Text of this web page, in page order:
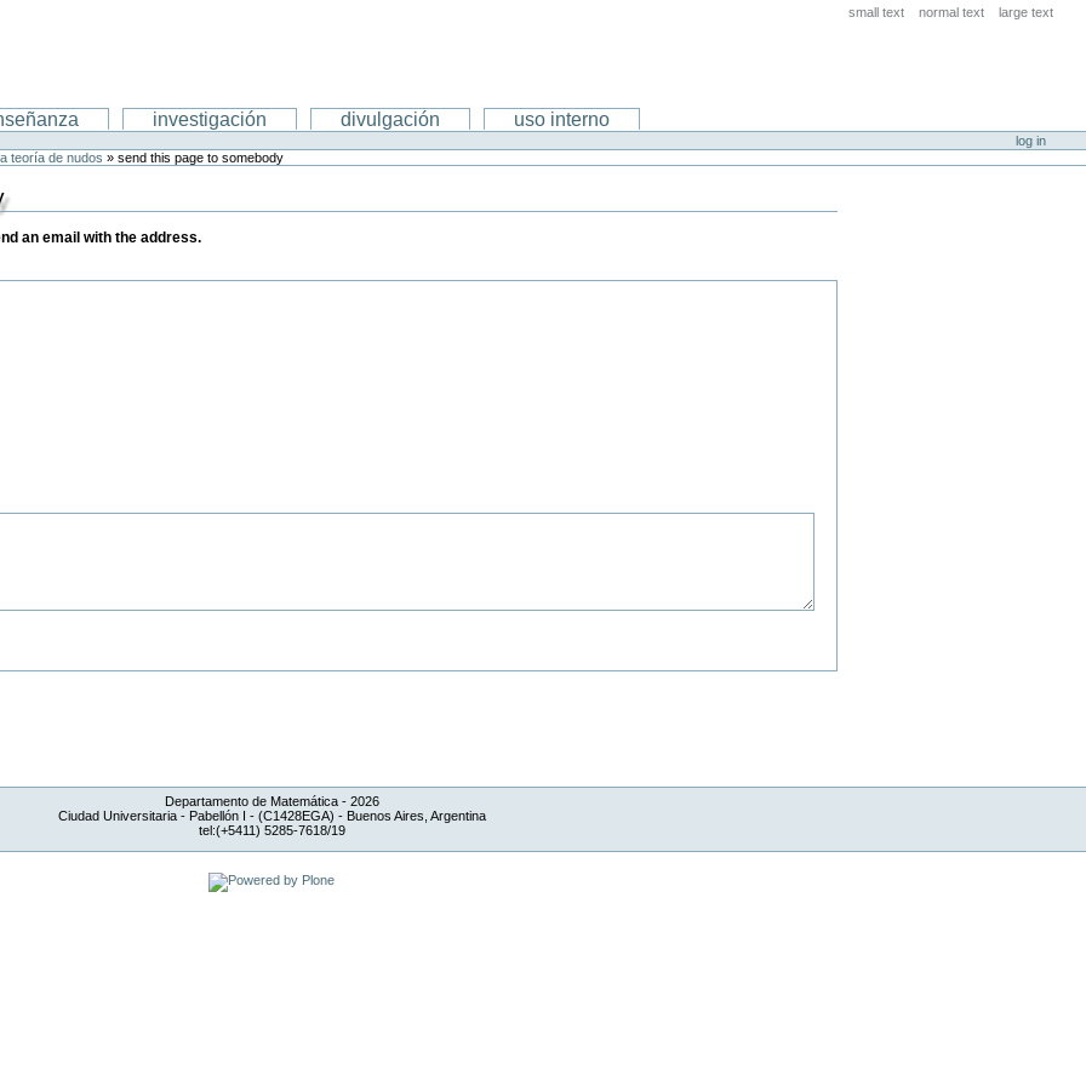
small text normal text large text
investigación divulgación uso interno
log in
teoría de nudos »send this page to somebody
an email with the address.
Departamento de Matemática - 2026
Ciudad Universitaria - Pabellón I - (C1428EGA) - Buenos Aires, Argentina
tel:(+5411) 5285-7618/19